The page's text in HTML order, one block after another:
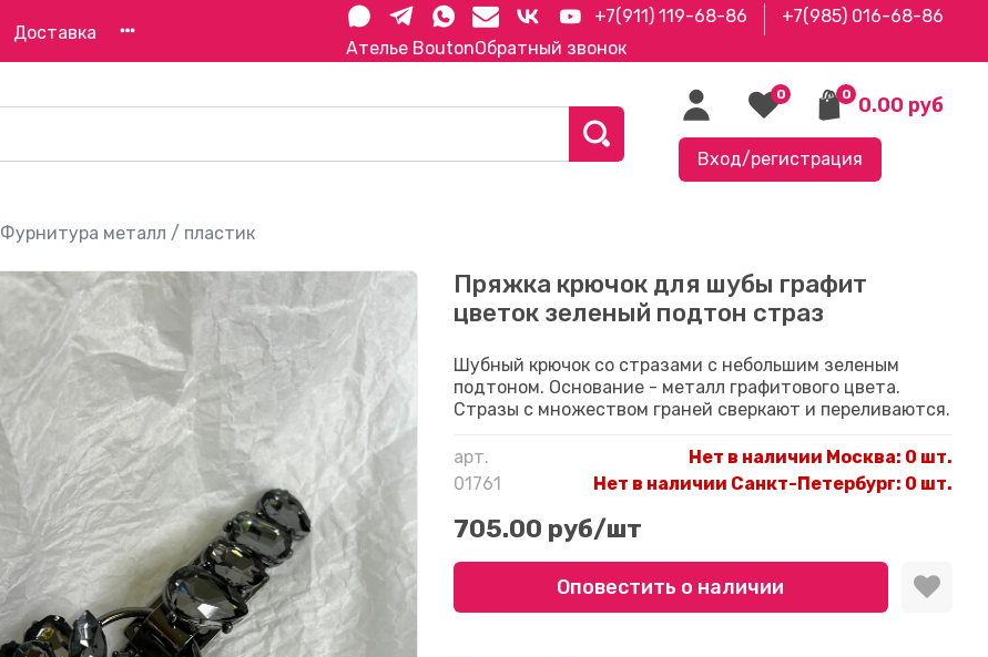
Ателье BoutonОбратный звонок
Доставка
+7(911) 119-68-86 +7(985) 016-68-86
0 0 0.00 руб
Вход/регистрация
Фурнитура металл / пластик
арт.
01761
Нет в наличии Москва: 0 шт.
Нет в наличии Санкт-Петербург: 0 шт.
Пряжка крючок для шубы графит
цветок зеленый подтон страз
705.00 руб/шт
Оповестить о наличии
Шубный крючок со стразами с небольшим зеленым
подтоном. Основание - металл графитового цвета.
Стразы с множеством граней сверкают и переливаются.